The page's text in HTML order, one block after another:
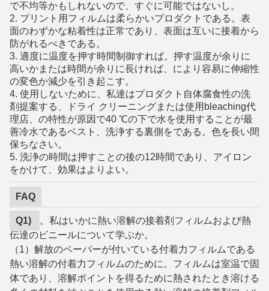
で不均等かもしれないので、すぐに可能ではないし。
2. プリント用フィルムは柔らかいプロダクトである。表
面のわずかな粘着性は正常であり、表面は互いに接着から
防がれるべきである。
3. 適度に温度を押す時間制御すれば。押す温度が余りに
高いかまたは時間が余りに長ければ、により容易に伸縮性
の変色か減少を引き起こす。
4. 使用しないために、私達はプロダクト自体腐食性の洗
剤提案する、ドライ クリーニングまたは使用bleaching代
理店、の特性が原因で40 ℃の下で水を使用することが最
善冷水であるベスト、洗浄する裏側をである。色を長い間
保ちなさい。
5. 洗浄の時間は押すことの後の12時間であり、アイロン
をかけて、効果はよりよい。
FAQ
Q1)
。私はいかに熱い溶解の接着剤フィルムおよび熱
伝達のビニールについて学ぶか。
（1）解放のペーパーが付いている付着力フィルムである
熱い溶解の付着力フィルムのために。フィルムは室温で固
体であり、溶解ポイントを得るために熱されたとき溶ける